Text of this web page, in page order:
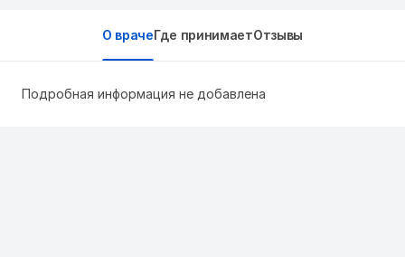
О врачеГде принимаетОтзывы
Подробная информация не добавлена